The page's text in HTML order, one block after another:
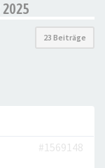
2025
23 Beiträge
#1569148